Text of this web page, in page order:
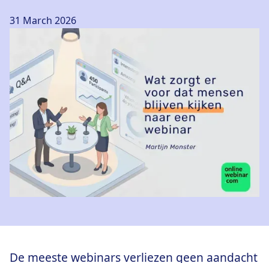
31 March 2026
De meeste webinars verliezen geen aandacht